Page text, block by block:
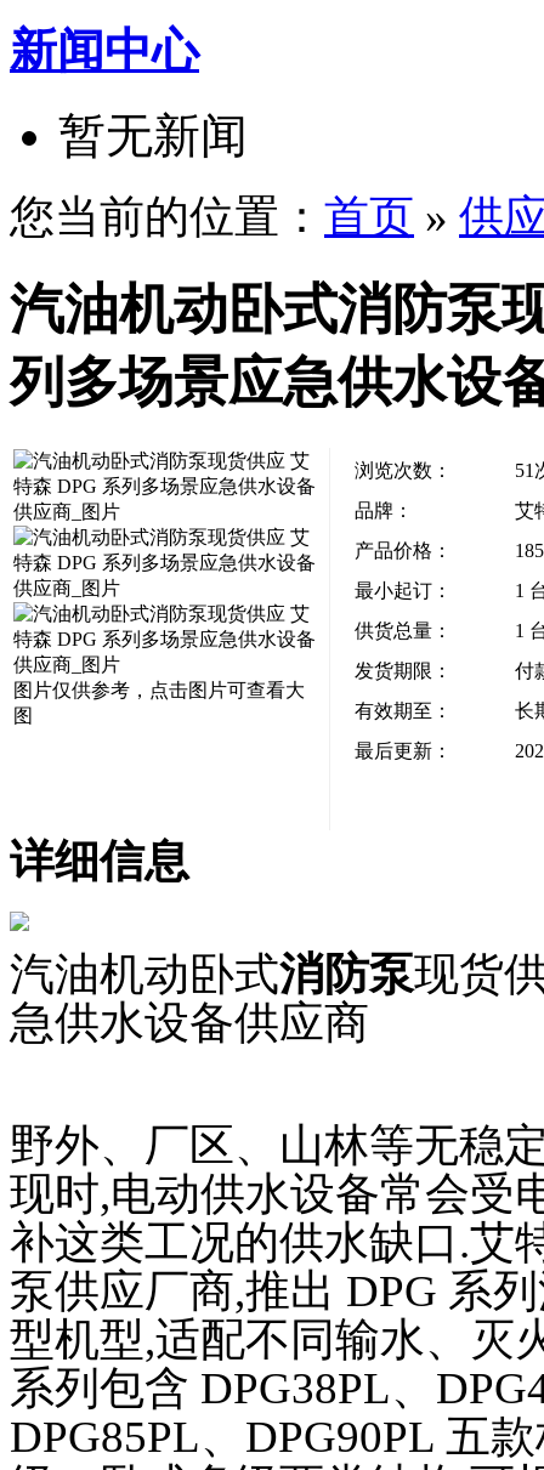
新闻中心
暂无新闻
您当前的位置： 首页 » 供
汽油机动卧式消防泵
列多场景应急供水设
图片仅供参考，点击图片可查看大
图
浏览次数： 51
品牌：
艾
产品价格：
最小起订：
1
供货总量：
1
发货期限：
付
有效期至：
长
最后更新：
详细信息
汽油机动卧式消防泵现货
急供水设备供应商
野外、厂区、山林等无稳
现时,电动供水设备常会受
补这类工况的供水缺口.艾
泵供应厂商,推出 DPG 系
型机型,适配不同输水、灭
系列包含 DPG38PL、
DPG85PL、DPG90PL 五